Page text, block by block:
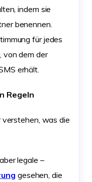
indem sie
benennen.
für jedes
von dem der
erhält.
Regeln
verstehen, was die
legale –
gesehen, die